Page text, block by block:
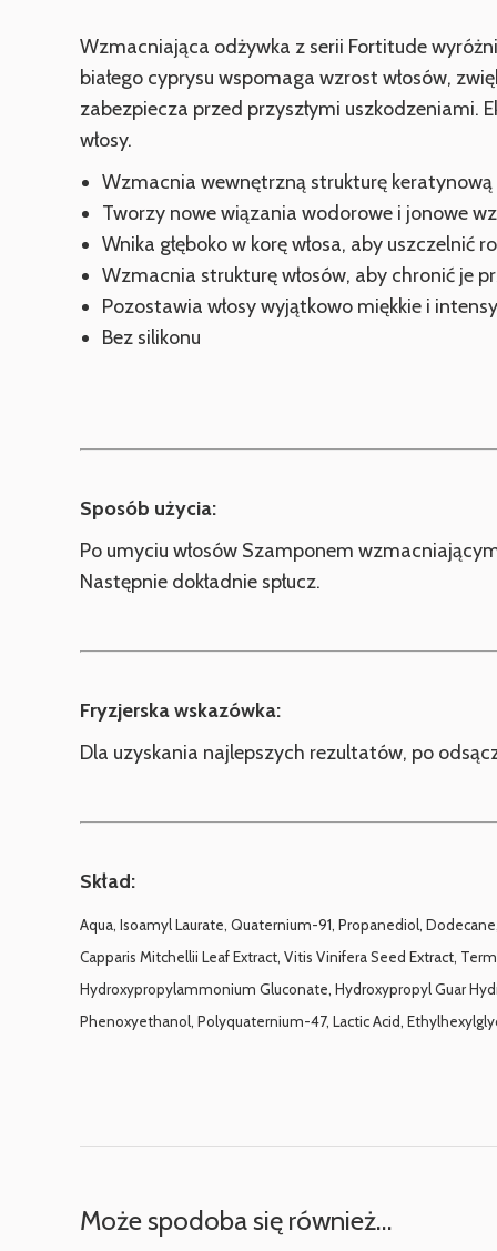
Wzmacniająca odżywka z serii Fortitude
białego cyprysu wspomaga wzrost włosów,
zabezpiecza przed przyszłymi uszkodzeniami.
włosy.
Wzmacnia wewnętrzną strukturę keratynową
Tworzy nowe wiązania wodorowe i jonowe
Wnika głęboko w korę włosa, aby uszczelnić
Wzmacnia strukturę włosów, aby chronić je
Pozostawia włosy wyjątkowo miękkie i
Bez silikonu
Sposób użycia:
Po umyciu włosów Szamponem
Następnie dokładnie spłucz.
Fryzjerska wskazówka:
Dla uzyskania najlepszych rezultatów, po
Skład:
Aqua, Isoamyl Laurate, Quaternium-91, Propanediol,
Capparis Mitchellii Leaf Extract, Vitis Vinifera Seed Extract,
Hydroxypropylammonium Gluconate, Hydroxypropyl Guar
Phenoxyethanol, Polyquaternium-47, Lactic Acid,
Może spodoba się również…